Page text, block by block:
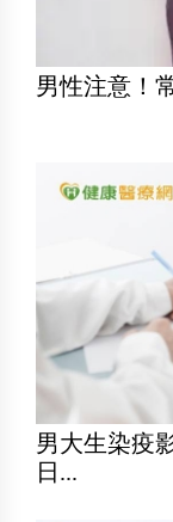
男大生染疫
日...